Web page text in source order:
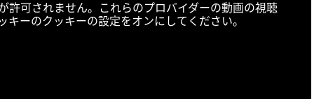
許可されません。これらのプロバイダーの動画の視聴
ーのクッキーの設定をオンにしてください。